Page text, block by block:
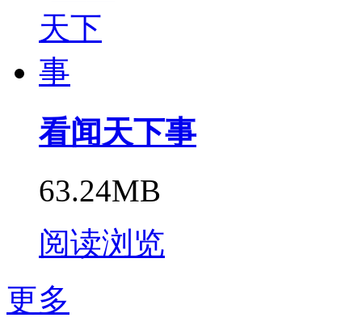
看闻天下事
63.24MB
阅读浏览
更多